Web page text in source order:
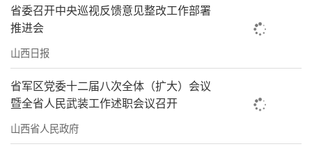
省委召开中央巡视反馈意见整改工作部署
推进会
山西日报
省军区党委十二届八次全体（扩大）会议
暨全省人民武装工作述职会议召开
山西省人民政府